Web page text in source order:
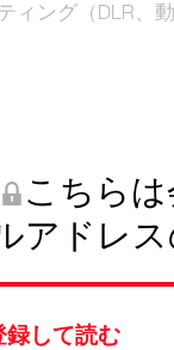
ィング（DLR、
こちらは
アドレ
録して読む